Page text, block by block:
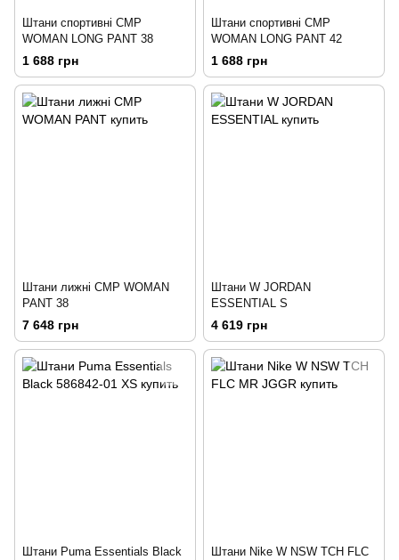
Штани спортивні CMP
WOMAN LONG PANT 38
1 688 грн
Штани спортивні CMP
WOMAN LONG PANT 42
1 688 грн
Штани лижні CMP WOMAN
PANT 38
7 648 грн
Штани W JORDAN
ESSENTIAL S
4 619 грн
Штани Puma Essentials Black
Штани Nike W NSW TCH FLC